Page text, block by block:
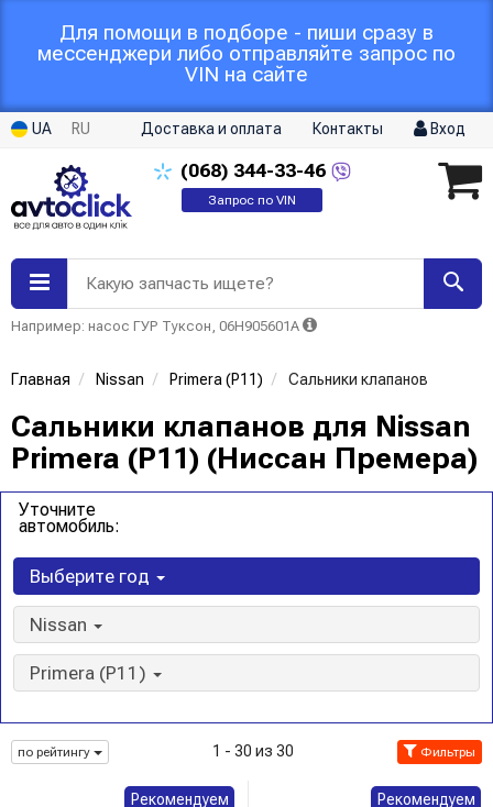
Для помощи в подборе - пиши сразу в
мессенджери либо отправляйте запрос по
VIN на сайте
UA RU Доставка и оплата Контакты Вход
(068) 344-33-46
Запрос по VIN
Какую запчасть ищете?
Например: насос ГУР Туксон, 06H905601A
Главная Nissan Primera (P11) Сальники клапанов
Сальники клапанов для Nissan
Primera (P11) (Ниссан Премера)
Уточните
автомобиль:
Выберите год
Nissan
Primera (P11)
по рейтингу 1 - 30 из 30 Фильтры
Рекомендуем Рекомендуем